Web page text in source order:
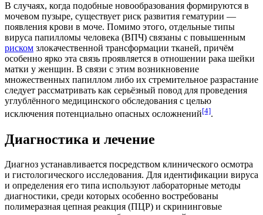
В случаях, когда подобные новообразования формируются в
мочевом пузыре, существует риск развития гематурии —
появления крови в моче. Помимо этого, отдельные типы
вируса папилломы человека (ВПЧ) связаны с повышенным
риском злокачественной трансформации тканей, причём
особенно ярко эта связь проявляется в отношении рака шейки
матки у женщин. В связи с этим возникновение
множественных папиллом либо их стремительное разрастание
следует рассматривать как серьёзный повод для проведения
углублённого медицинского обследования с целью
исключения потенциально опасных осложнений[4].
Диагностика и лечение
Диагноз устанавливается посредством клинического осмотра
и гистологического исследования. Для идентификации вируса
и определения его типа используют лабораторные методы
диагностики, среди которых особенно востребованы
полимеразная цепная реакция (ПЦР) и скрининговые